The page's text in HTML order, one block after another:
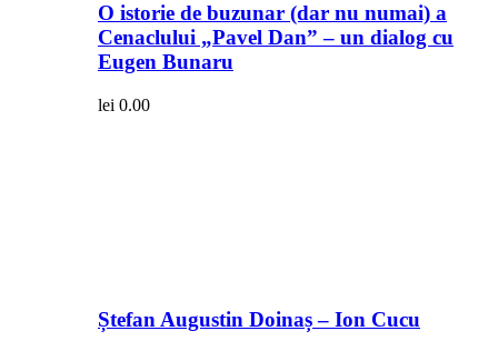
O istorie de buzunar (dar nu numai) a
Cenaclului „Pavel Dan” – un dialog cu
Eugen Bunaru
lei 0.00
Ștefan Augustin Doinaș – Ion Cucu